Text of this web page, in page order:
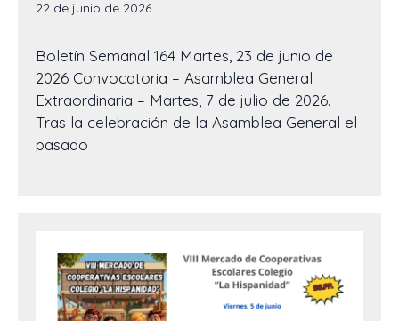
22 de junio de 2026
Boletín Semanal 164 Martes, 23 de junio de
2026 Convocatoria – Asamblea General
Extraordinaria – Martes, 7 de julio de 2026.
Tras la celebración de la Asamblea General el
pasado